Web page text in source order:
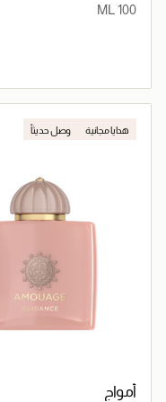
100 ML
جاري تحميل
هدايا مجانية وصل حديثاً
أمواج